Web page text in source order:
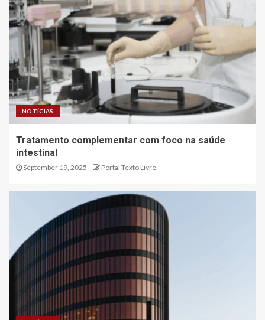
NOTÍCIAS
Tratamento complementar com foco na saúde
intestinal
September 19, 2025 Portal Texto Livre